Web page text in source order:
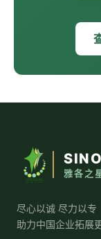
雅各之
尽心以诚 尽力以专
助力中国企业拓展